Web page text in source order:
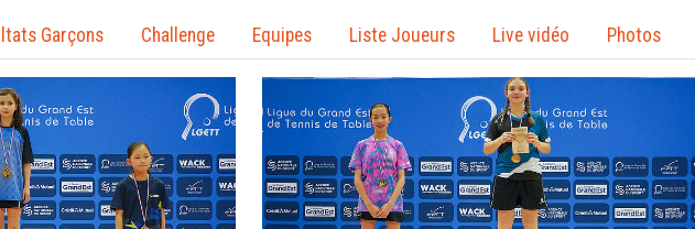
Garçons Challenge Equipes Liste Joueurs Live vidéo Photos